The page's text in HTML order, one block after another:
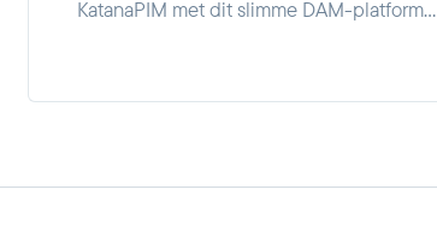
KatanaPIM met dit slimme DAM-platform